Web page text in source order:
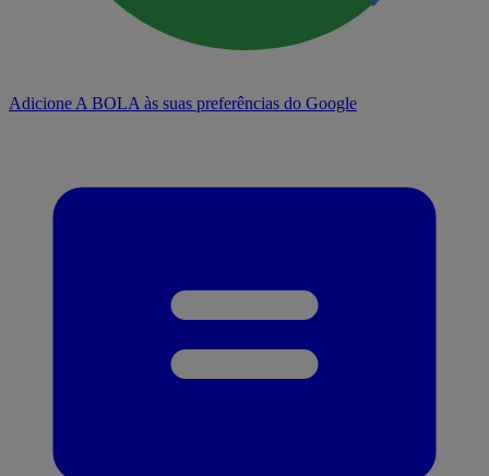
Adicione A BOLA às suas preferências do Google